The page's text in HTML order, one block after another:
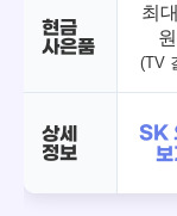
현금
사은품
최
(TV
상세
정보
SK